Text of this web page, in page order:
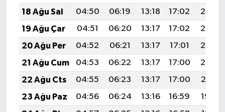
18 Ağu Sal
04:50 06:19 13:18 17:02
20:06
19 Ağu Çar
04:51 06:20 13:17 17:02
20:05
20 Ağu Per
04:52 06:21 13:17 17:01
20:03
21 Ağu Cum
04:53 06:22 13:17 17:00
20:02
22 Ağu Cts
04:55 06:23 13:17 17:00
20:01
23 Ağu Paz
04:56 06:24 13:16 16:59
19:59